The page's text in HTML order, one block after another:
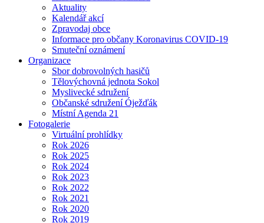
Aktuality
Kalendář akcí
Zpravodaj obce
Informace pro občany Koronavirus COVID-19
Smuteční oznámení
Organizace
Sbor dobrovolných hasičů
Tělovýchovná jednota Sokol
Myslivecké sdružení
Občanské sdružení Óježďák
Místní Agenda 21
Fotogalerie
Virtuální prohlídky
Rok 2026
Rok 2025
Rok 2024
Rok 2023
Rok 2022
Rok 2021
Rok 2020
Rok 2019